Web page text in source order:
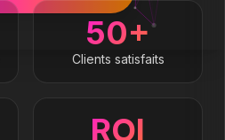
50+
Clients satisfaits
ROI